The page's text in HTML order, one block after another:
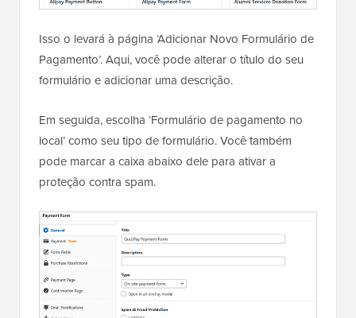
Isso o levará à página ‘Adicionar Novo Formulário de
Pagamento’. Aqui, você pode alterar o título do seu
formulário e adicionar uma descrição.
Em seguida, escolha ‘Formulário de pagamento no
local’ como seu tipo de formulário. Você também
pode marcar a caixa abaixo dele para ativar a
proteção contra spam.